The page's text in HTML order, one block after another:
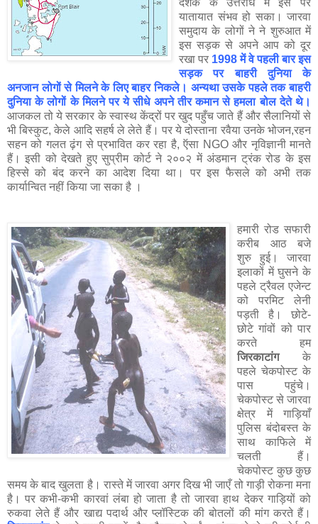
यातायात संभव हो सका। जारवा
समुदाय के लोगों ने ने शुरुआत में
इस सड़क से अपने आप को दूर
रखा पर 1998 में वे पहली बार इस
सड़क पर बाहरी दुनिया के
अनजान लोगों से मिलने के लिए बाहर निकले। अन्यथा उसके पहले तक बाहरी
दुनिया के लोगों के मिलने पर ये सीधे अपने तीर कमान से हमला बोल देते थे।
आजकल तो ये सरकार के स्वास्थ केंद्रों पर खुद पहुँच जाते हैं और सैलानियों से
भी बिस्कुट, केले आदि सहर्ष ले लेते हैं। पर ये दोस्ताना रवैया उनके भोजन,रहन
सहन को गलत ढ़ंग से प्रभावित कर रहा है, ऍसा NGO और नृविज्ञानी मानते
हैं। इसी को देखते हुए सुप्रीम कोर्ट ने २००२ में अंडमान ट्रंक रोड के इस
हिस्से को बंद करने का आदेश दिया था। पर इस फैसले को अभी तक
कार्यान्वित नहीं किया जा सका है ।
हमारी रोड सफारी
करीब आठ बजे
शुरु हुई। जारवा
इलाकों में घुसने के
पहले ट्रैवल एजेन्ट
को परमिट लेनी
पड़ती है। छोटे-
छोटे गांवों को पार
करते हम
जिरकाटांगके
पहले चेकपोस्ट के
पास पहुंचे।
चेकपोस्ट से जारवा
क्षेत्र में गाड़ियाँ
पुलिस बंदोबस्त के
साथ काफिले में
चलती हैं।
चेकपोस्ट कुछ कुछ
समय के बाद खुलता है। रास्ते में जारवा अगर दिख भी जाएँ तो गाड़ी रोकना मना
है। पर कभी-कभी कारवां लंबा हो जाता है तो जारवा हाथ देकर गाड़ियों को
रुकवा लेते हैं और खाद्य पदार्थ और प्लॉस्टिक की बोतलों की मांग करते हैं।